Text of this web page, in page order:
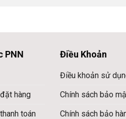
PNN
hàng
toán
Điều Khoản
Điều khoản sử
Chính sách bảo
Chính sách bảo